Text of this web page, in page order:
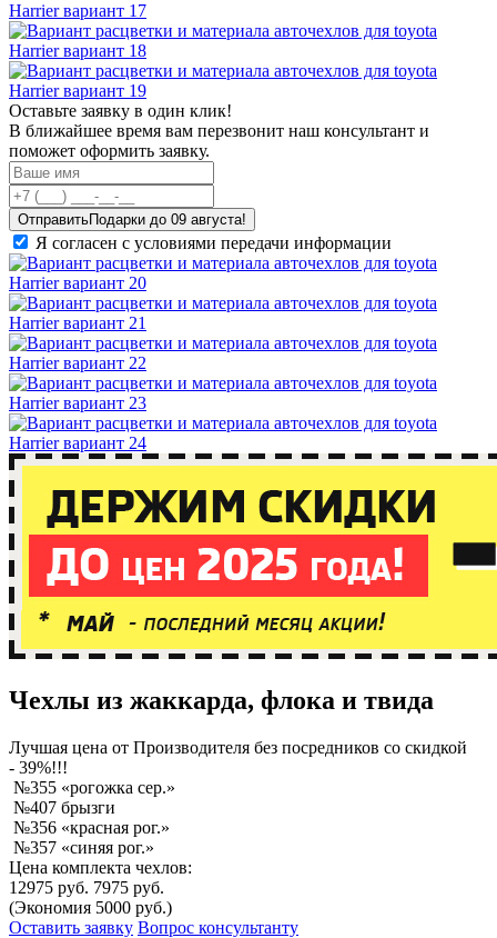
Оставьте заявку в один клик!
В ближайшее время вам перезвонит наш консультант и
поможет оформить заявку.
Отправить
Я согласен с условиями передачи информации
Чехлы из жаккарда, флока и твида
Лучшая цена от Производителя без посредников со скидкой
- 39%!!!
№355 «рогожка сер.»
№407 брызги
№356 «красная рог.»
№357 «синяя рог.»
Цена комплекта чехлов:
12975 руб. 7975 руб.
(Экономия 5000 руб.)
Оставить заявку Вопрос консультанту